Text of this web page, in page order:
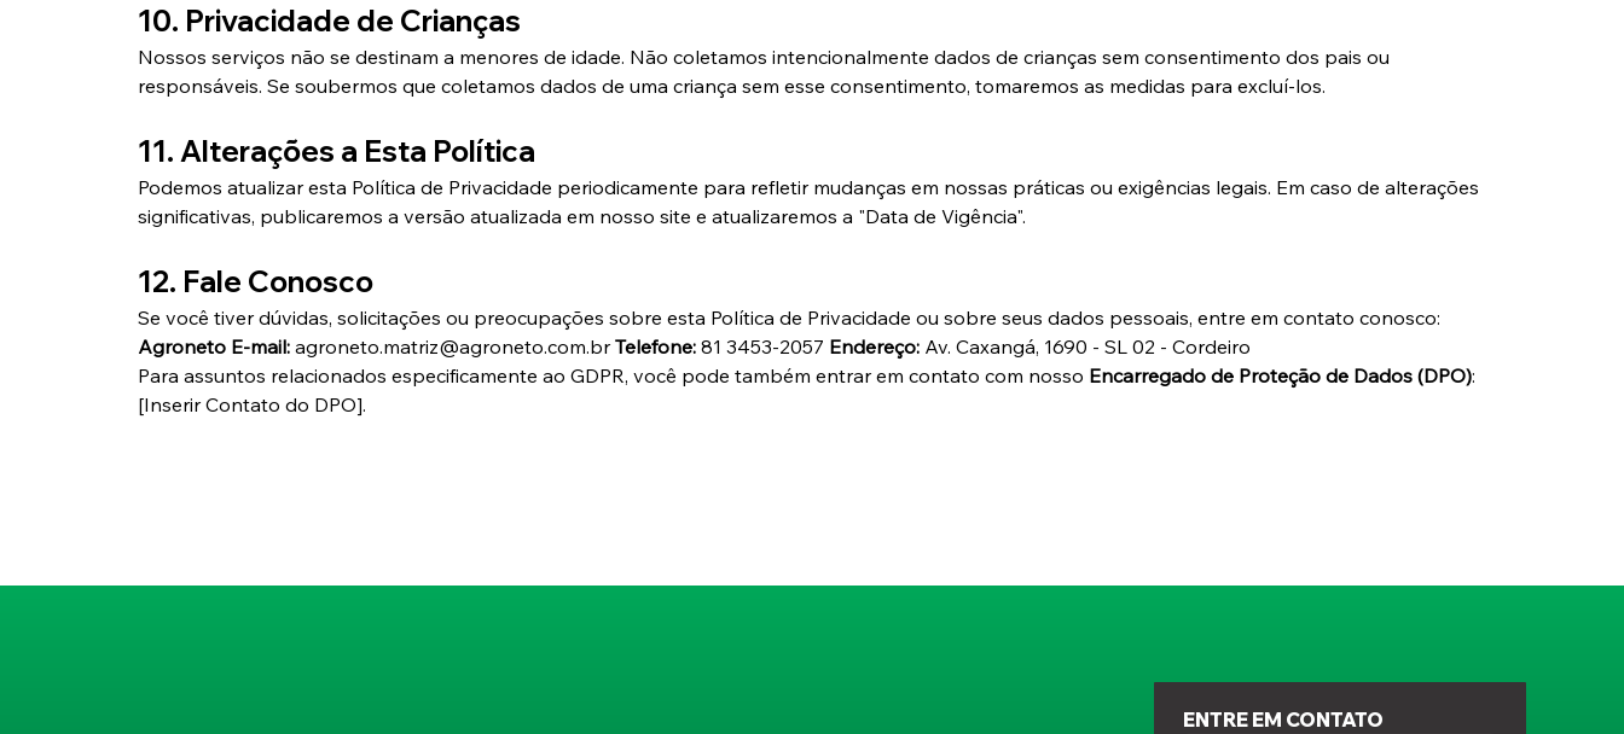
10. Privacidade de Crianças
Nossos serviços não se destinam a menores de idade. Não coletamos intencionalmente dados de crianças sem consentimento dos pais ou
responsáveis. Se soubermos que coletamos dados de uma criança sem esse consentimento, tomaremos as medidas para excluí-los.
11. Alterações a Esta Política
Podemos atualizar esta Política de Privacidade periodicamente para refletir mudanças em nossas práticas ou exigências legais. Em caso de alterações
significativas, publicaremos a versão atualizada em nosso site e atualizaremos a "Data de Vigência".
12. Fale Conosco
Se você tiver dúvidas, solicitações ou preocupações sobre esta Política de Privacidade ou sobre seus dados pessoais, entre em contato conosco:
Agroneto E-mail: agroneto.matriz@agroneto.com.br Telefone: 81 3453-2057 Endereço: Av. Caxangá, 1690 - SL 02 - Cordeiro
Para assuntos relacionados especificamente ao GDPR, você pode também entrar em contato com nosso Encarregado de Proteção de Dados (DPO):
[Inserir Contato do DPO].
ENTRE EM CONTATO